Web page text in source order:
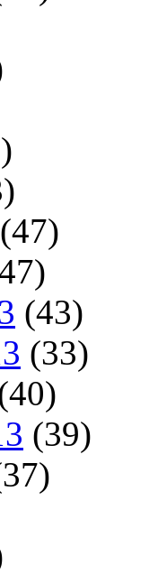
(47)
(43)
(33)
(39)